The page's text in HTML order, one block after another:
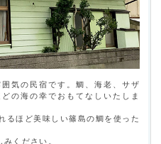
気の民宿です。鯛、海老、サザ
の海の幸でおもてなしいたしま
るほど美味しい篠島の鯛を使った
ください。